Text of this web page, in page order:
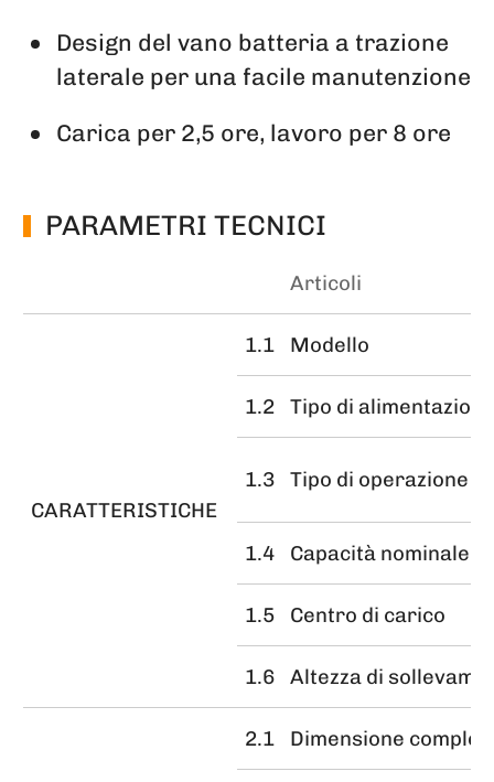
Design del vano batteria a trazione
laterale per una facile manutenzione
Carica per 2,5 ore, lavoro per 8 ore
PARAMETRI TECNICI
Articoli
CARATTERISTICHE
1.1 Modello
1.2 Tipo di alimentazione
1.3 Tipo di operazione
1.4 Capacità nominale
1.5 Centro di carico
1.6 Altezza di
2.1 Dimensione